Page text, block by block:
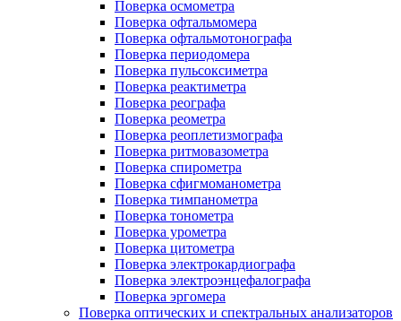
Поверка осмометра
Поверка офтальмомера
Поверка офтальмотонографа
Поверка периодомера
Поверка пульсоксиметра
Поверка реактиметра
Поверка реографа
Поверка реометра
Поверка реоплетизмографа
Поверка ритмовазометра
Поверка спирометра
Поверка сфигмоманометра
Поверка тимпанометра
Поверка тонометра
Поверка урометра
Поверка цитометра
Поверка электрокардиографа
Поверка электроэнцефалографа
Поверка эргомера
Поверка оптических и спектральных анализаторов